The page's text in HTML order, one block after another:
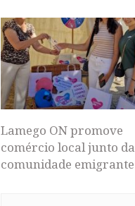
Lamego ON promove
comércio local junto da
comunidade emigrante